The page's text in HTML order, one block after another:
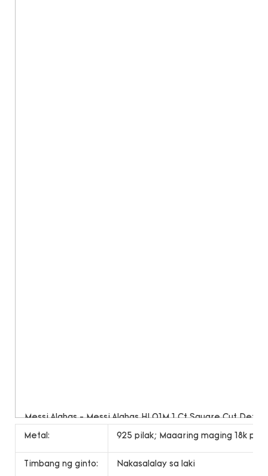
Metal: 925 pilak; Maaaring maging 18k
Timbang ng ginto: Nakasalalay sa laki